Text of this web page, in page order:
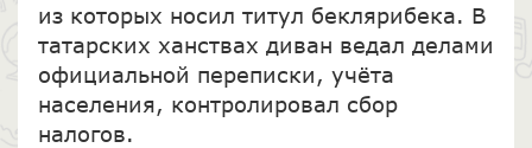
из которых носил титул беклярибека. В
татарских ханствах диван ведал делами
официальной переписки, учёта
населения, контролировал сбор
налогов.